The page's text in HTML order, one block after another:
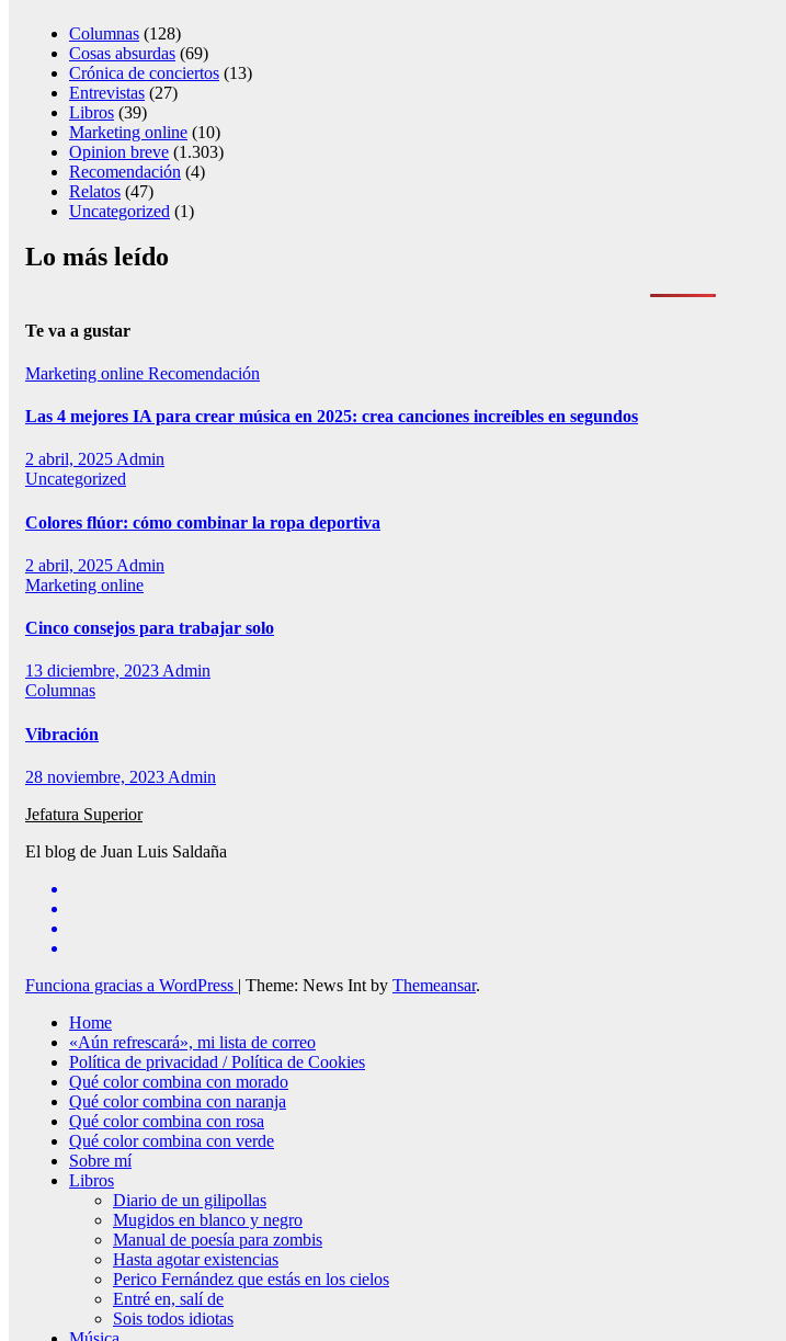
Columnas (128)
Cosas absurdas (69)
Crónica de conciertos (13)
Entrevistas (27)
Libros (39)
Marketing online (10)
Opinion breve (1.303)
Recomendación (4)
Relatos (47)
Uncategorized (1)
Lo más leído
Te va a gustar
Marketing online Recomendación
Las 4 mejores IA para crear música en 2025: crea canciones increíbles en segundos
2 abril, 2025Admin
Uncategorized
Colores flúor: cómo combinar la ropa deportiva
2 abril, 2025 Admin
Marketing online
Cinco consejos para trabajar solo
13 diciembre, 2023Admin
Columnas
Vibración
28 noviembre, 2023 Admin
Jefatura Superior
El blog de Juan Luis Saldaña
Funciona gracias a WordPress | Theme: News Int by Themeansar.
Home
«Aún refrescará», mi lista de correo
Política de privacidad / Política de Cookies
Qué color combina con morado
Qué color combina con naranja
Qué color combina con rosa
Qué color combina con verde
Sobre mí
Libros
Diario de un gilipollas
Mugidos en blanco y negro
Manual de poesía para zombis
Hasta agotar existencias
Perico Fernández que estás en los cielos
Entré en, salí de
Sois todos idiotas